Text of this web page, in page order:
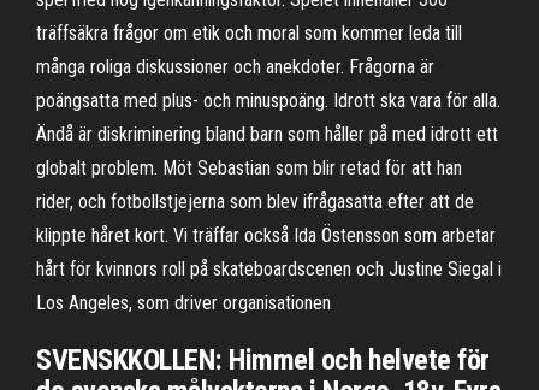
träffsäkra frågor om etik och moral som kommer leda till
många roliga diskussioner och anekdoter. Frågorna är
poängsatta med plus- och minuspoäng. Idrott ska vara för alla.
Ändå är diskriminering bland barn som håller på med idrott ett
globalt problem. Möt Sebastian som blir retad för att han
rider, och fotbollstjejerna som blev ifrågasatta efter att de
klippte håret kort. Vi träffar också Ida Östensson som arbetar
hårt för kvinnors roll på skateboardscenen och Justine Siegal i
Los Angeles, som driver organisationen
SVENSKKOLLEN: Himmel och helvete för